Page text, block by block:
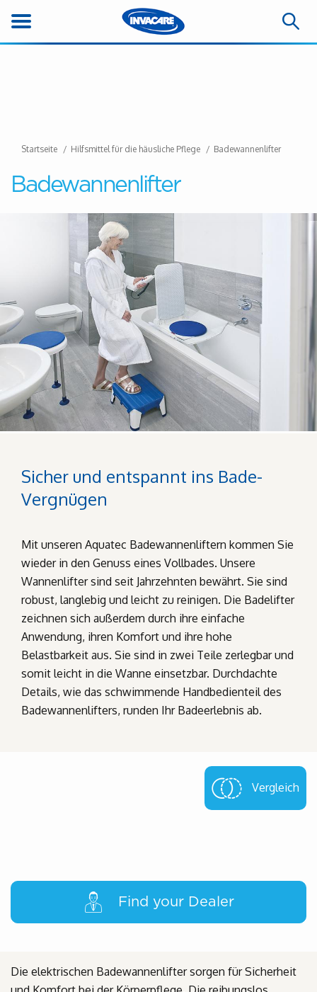
Startseite Hilfsmittel für die häusliche Pflege Badewannenlifter
Badewannenlifter
Sicher und entspannt ins Bade-
Vergnügen
Mit unseren Aquatec Badewannenliftern kommen Sie
wieder in den Genuss eines Vollbades. Unsere
Wannenlifter sind seit Jahrzehnten bewährt. Sie sind
robust, langlebig und leicht zu reinigen. Die Badelifter
zeichnen sich außerdem durch ihre einfache
Anwendung, ihren Komfort und ihre hohe
Belastbarkeit aus. Sie sind in zwei Teile zerlegbar und
somit leicht in die Wanne einsetzbar. Durchdachte
Details, wie das schwimmende Handbedienteil des
Badewannenlifters, runden Ihr Badeerlebnis ab.
Vergleich
Find your Dealer
Die elektrischen Badewannenlifter sorgen für Sicherheit